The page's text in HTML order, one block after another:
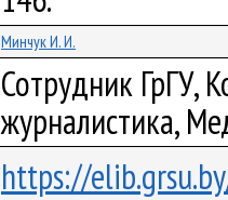
Минчук И. И.
Сотрудник ГрГУ,
журналистика,
https://